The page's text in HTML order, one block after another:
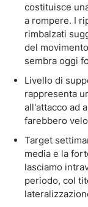
costituisce
a rompere. I
rimbalzati
del
sembra oggi
Livello di
rappresenta
all'attacco ad
farebbero
Target
media e la
lasciamo
periodo, col